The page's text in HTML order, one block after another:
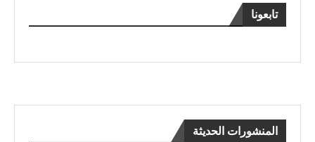
تابعونا
المنشورات الحديثة